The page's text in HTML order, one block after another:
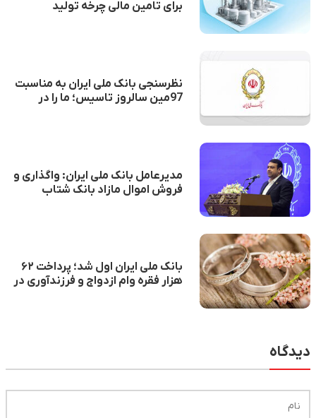
برای تامین مالی چرخه تولید
نظرسنجی بانک ملی ایران به مناسبت
97مین سالروز تاسیس؛ ما را در
مدیرعامل بانک ملی ایران: واگذاری و
فروش اموال مازاد بانک شتاب
بانک ملی ایران اول شد؛ پرداخت ۶۲
هزار فقره وام ازدواج و فرزندآوری در
دیدگاه